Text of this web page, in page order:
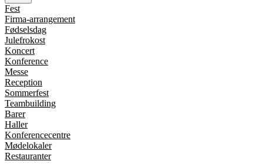
Fest
Firma-arrangement
Fødselsdag
Julefrokost
Koncert
Konference
Messe
Reception
Sommerfest
Teambuilding
Barer
Haller
Konferencecentre
Mødelokaler
Restauranter